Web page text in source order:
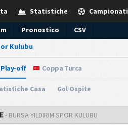
Campionati
Statistiche
Pronostico
CSV
Kulubu
Play-off Coppa Turca
Casa Gol Ospite
- BURSA YILDIRIM SPOR KULUBU